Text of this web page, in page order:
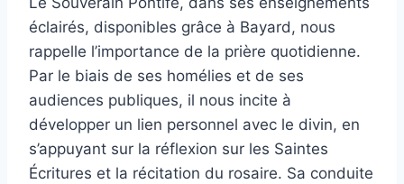
éclairés, disponibles grâce à Bayard, nous
rappelle l’importance de la prière quotidienne.
Par le biais de ses homélies et de ses
audiences publiques, il nous incite à
développer un lien personnel avec le divin, en
s’appuyant sur la réflexion sur les Saintes
Écritures et la récitation du rosaire. Sa conduite